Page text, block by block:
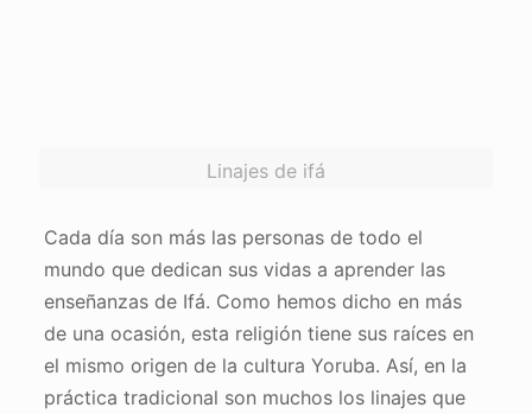
Linajes de ifá
Cada día son más las personas de todo el
mundo que dedican sus vidas a aprender las
enseñanzas de Ifá. Como hemos dicho en más
de una ocasión, esta religión tiene sus raíces en
el mismo origen de la cultura Yoruba. Así, en la
práctica tradicional son muchos los linajes que